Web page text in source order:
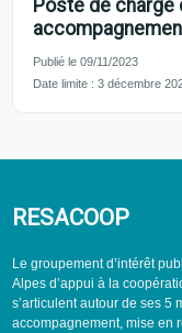
Poste de chargé
Publié le 09/11/2023
Date limite : 3 décembre
RESACOOP
Le groupement d’intérêt
Alpes d’appui à la
s’articulent autour de ses 5
accompagnement, mise en